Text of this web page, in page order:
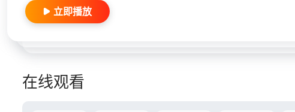
立即播放
在线观看